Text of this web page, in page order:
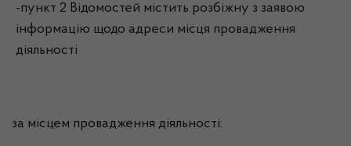
-пункт 2 Відомостей містить розбіжну з заявою
інформацію щодо адреси місця провадження
діяльності
за місцем провадження діяльності: